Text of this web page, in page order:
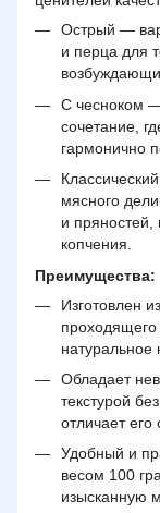
Острый —
и перца для
С чесноком
сочетание,
гармонично
мясного
и пряностей,
копчения.
Преимущества:
Изготовлен
проходящего
натуральное
Обладает
текстурой
отличает его
Удобный и
весом 100
изысканную